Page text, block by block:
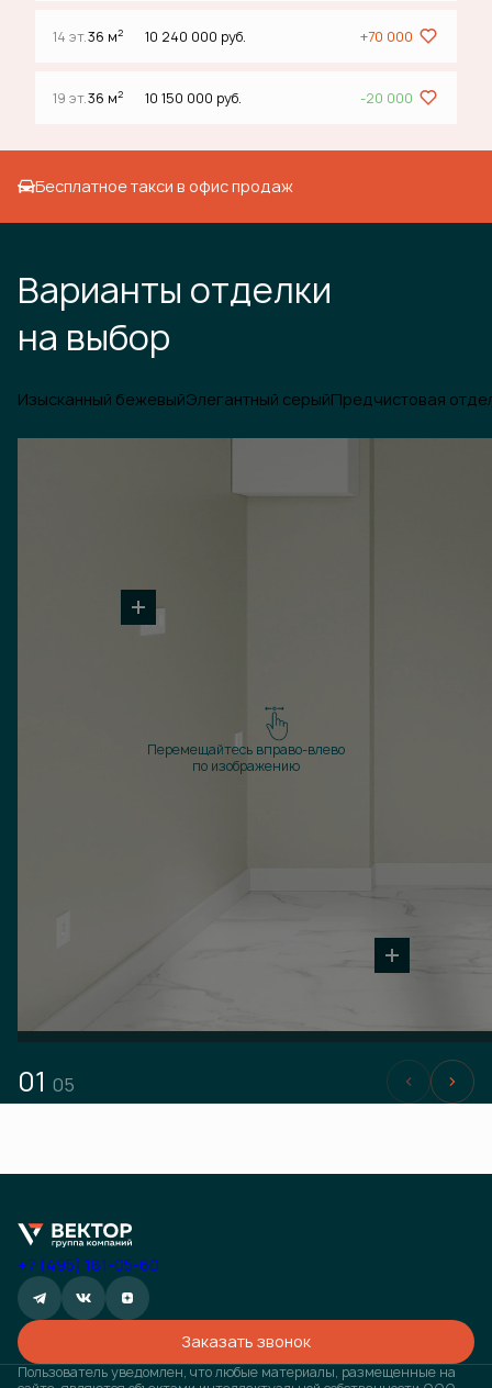
14 эт.36 м2 10 240 000 руб. +70 000
19 эт.36 м2 10 150 000 руб. -20 000
Бесплатное такси в офис продаж
Варианты отделки
на выбор
Изысканный бежевыйЭлегантный серыйПредчистовая
Перемещайтесь вправо-влево
по изображению
01 05
+7 (495) 181-05-60
Заказать звонок
Пользователь уведомлен, что любые материалы, размещенные на